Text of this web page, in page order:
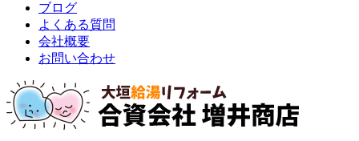
ブログ
よくある質問
会社概要
お問い合わせ